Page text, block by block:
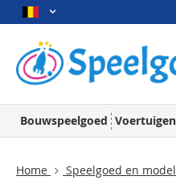
Bouwspeelgoed Voertuigen
Home Speelgoed en